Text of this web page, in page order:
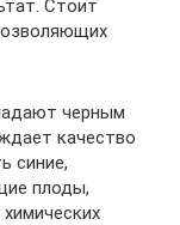
Стоит
черным
качество
синие,
плоды,